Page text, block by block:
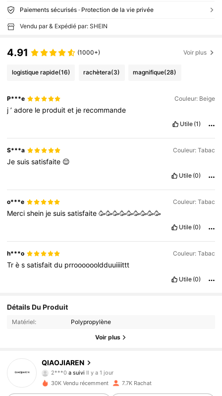
Paiements sécurisés · Protection de la vie privée
Vendu par & Expédié par: SHEIN
4.91 (1000+) Voir plus
logistique rapide(16) rachètera(3) magnifique(28)
P***e Couleur: Beige
j’adore le produitet je recommande
Utile (1)
S***a Couleur: Tabac
Jesuissatisfaite 😌
Utile (0)
o***e Couleur: Tabac
Mercishein jesuissatisfaite🥳🥳🥳🥳🥳🥳🥳🥳🥳
Utile (0)
h***o Couleur: Tabac
Trèssatisfaitdu prrooooooldduuiiiittt
Utile (0)
Détails Du Produit
Matériel: Polypropylène
Voir plus
QIAOJIAREN
2***0a suivi Il y a 1 jour
e***best en train de naviguer
4.90
4.1K Suiveurs
30K Vendu récemment 7.7K Rachat